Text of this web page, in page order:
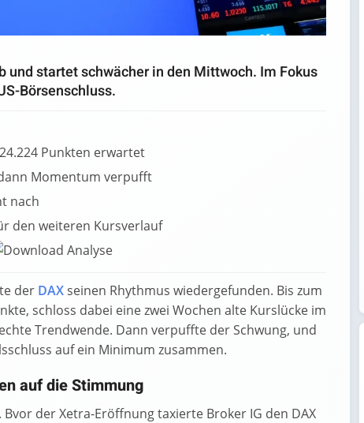
und startet schwächer in den Mittwoch. Im Fokus
Börsenschluss.
Punkten erwartet
Momentum verpufft
nach
den weiteren Kursverlauf
der DAXseinen Rhythmus wiedergefunden. Bis zum
schloss dabei eine zwei Wochen alte Kurslücke im
Trendwende. Dann verpuffte der Schwung, und
auf ein Minimum zusammen.
auf die Stimmung
der Xetra-Eröffnung taxierte Broker IG den DAX